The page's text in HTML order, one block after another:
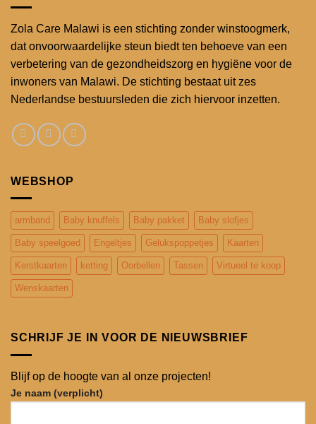
Zola Care Malawi is een stichting zonder winstoogmerk,
dat onvoorwaardelijke steun biedt ten behoeve van een
verbetering van de gezondheidszorg en hygiëne voor de
inwoners van Malawi. De stichting bestaat uit zes
Nederlandse bestuursleden die zich hiervoor inzetten.
WEBSHOP
armband Baby knuffels Baby pakket Baby slofjes
Baby speelgoed Engeltjes Gelukspoppetjes Kaarten
Kerstkaarten ketting Oorbellen Tassen Virtueel te koop
Wenskaarten
SCHRIJF JE IN VOOR DE NIEUWSBRIEF
Blijf op de hoogte van al onze projecten!
Je naam (verplicht)